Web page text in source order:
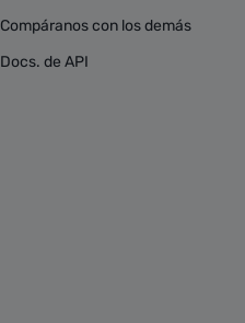
Compáranos con los demás
Docs. de API